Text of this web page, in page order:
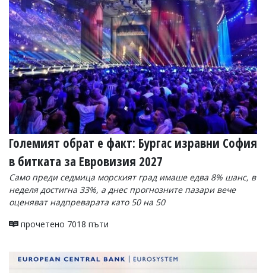
УКРАЙНА
СПОРТ
РАЗСЛЕДВАНЕ
БИЗНЕС
ЮГ
Управители:
Веселин
Василев,
email:
v.vasilev@flagman.bg
Катя
еmail:k.kassabova@flagman.bg
Главен
Иван
office@flagman.bg
Големият обрат е факт: Бургас изравни София
в битката за Евровизия 2027
Само преди седмица морският град имаше едва 8% шанс, в
неделя достигна 33%, а днес прогнозните пазари вече
оценяват надпреварата като 50 на 50
прочетено 7018 пъти